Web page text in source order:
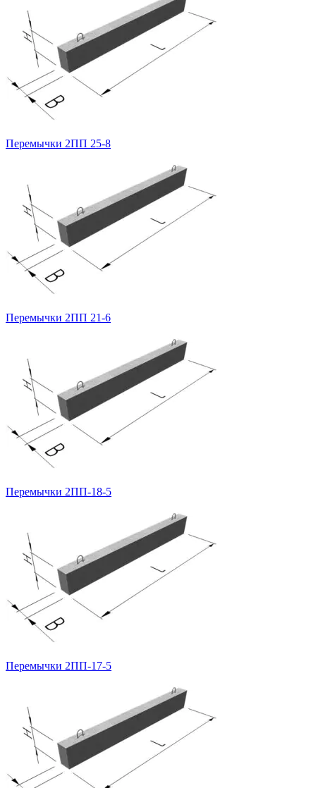
Перемычки 2ПП 25-8
Перемычки 2ПП 21-6
Перемычки 2ПП-18-5
Перемычки 2ПП-17-5